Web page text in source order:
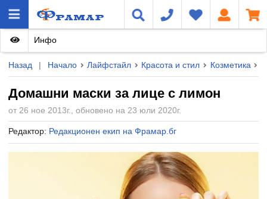
Назад | Начало Лайфстайл Красота и стил Козметика
Домашни маски за лице с лимон
от 26 ное 2013г., обновено на 23 юли 2020г.
Редактор: Редакционен екип на Фрамар.бг
Инфо